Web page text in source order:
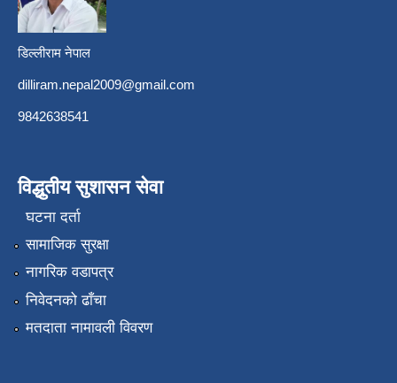
डिल्लीराम नेपाल
dilliram.nepal2009@gmail.com
9842638541
विद्धुतीय सुशासन सेवा
घटना दर्ता
सामाजिक सुरक्षा
नागरिक वडापत्र
निवेदनको ढाँचा
मतदाता नामावली विवरण